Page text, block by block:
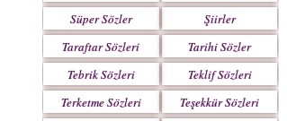
Mesajlar
Süper Sözler
Şiirler
Taraftar Sözleri
Tarihi Sözler
Tebrik Sözleri
Teklif Sözleri
Terketme Sözleri
Teşekkür Sözleri